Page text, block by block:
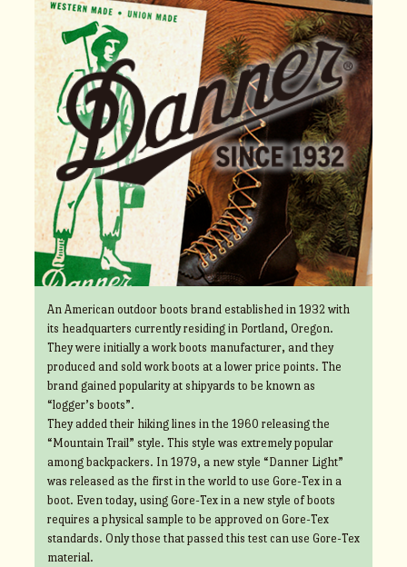
An American outdoor boots brand established in 1932 with
its headquarters currently residing in Portland, Oregon.
They were initially a work boots manufacturer, and they
produced and sold work boots at a lower price points. The
brand gained popularity at shipyards to be known as
“logger’s boots”.
They added their hiking lines in the 1960 releasing the
“Mountain Trail” style. This style was extremely popular
among backpackers. In 1979, a new style “Danner Light”
was released as the first in the world to use Gore-Tex in a
boot. Even today, using Gore-Tex in a new style of boots
requires a physical sample to be approved on Gore-Tex
standards. Only those that passed this test can use Gore-Tex
material.